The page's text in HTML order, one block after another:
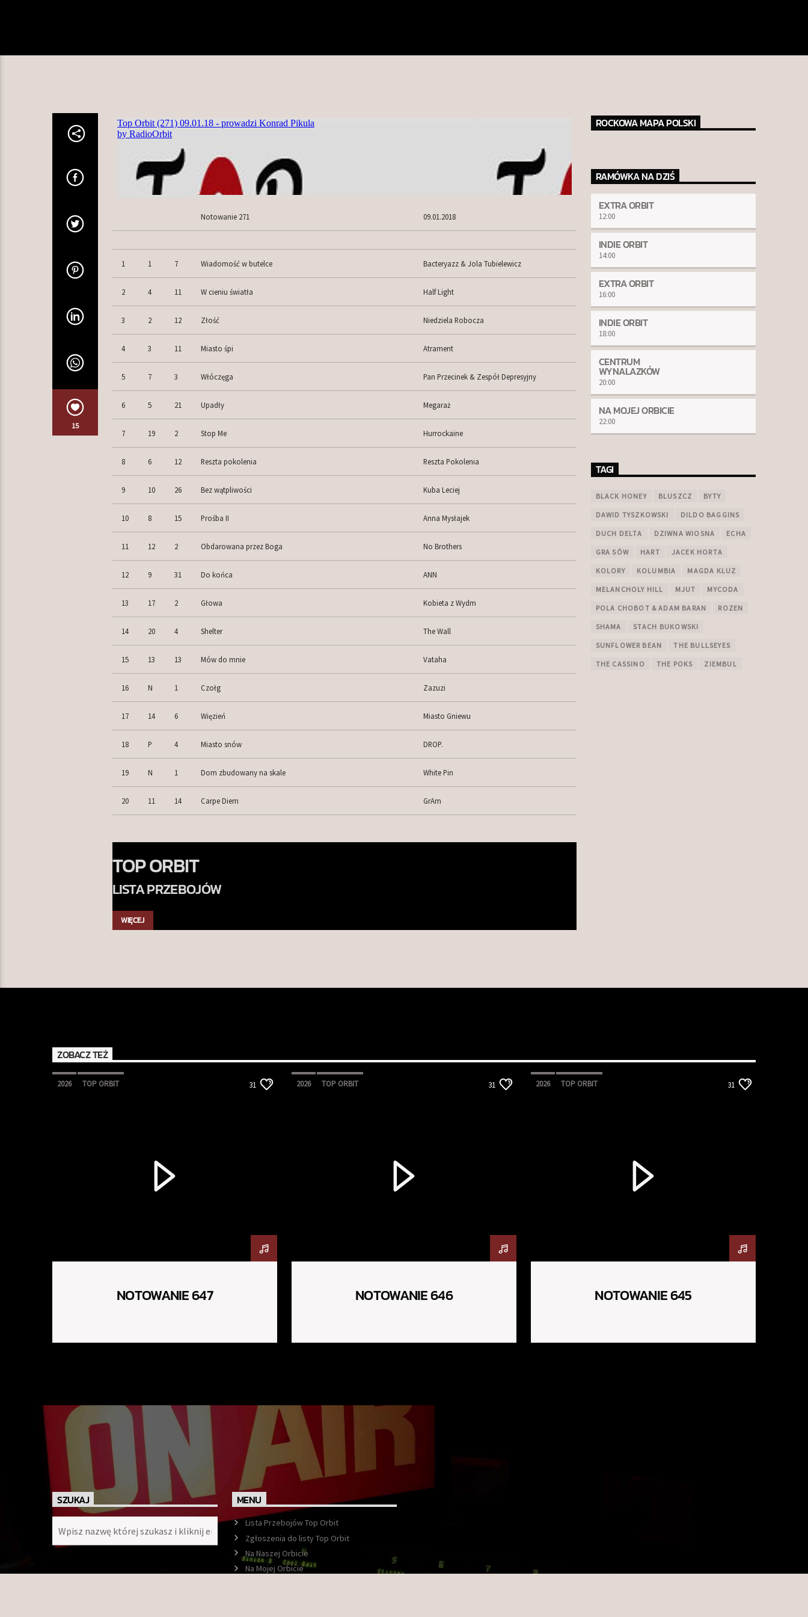
15
Notowanie 271 09.01.2018
1 1 7 Wiadomość w butelce Bacteryazz & Jola Tubielewicz
2 4 11 W cieniu światła Half Light
3 2 12 Złość Niedziela Robocza
4 3 11 Miasto śpi Atrament
5 7 3 Włóczęga Pan Przecinek & Zespół Depresyjny
6 5 21 Upadły Megaraż
7 19 2 Stop Me Hurrockaine
8 6 12 Reszta pokolenia Reszta Pokolenia
9 10 26 Bez wątpliwości Kuba Leciej
10 8 15 Prośba II Anna Mysłajek
11 12 2 Obdarowana przez Boga No Brothers
12 9 31 Do końca ANN
13 17 2 Głowa Kobieta z Wydm
14 20 4 Shelter The Wall
15 13 13 Mów do mnie Vataha
16 N 1 Czołg Zazuzi
17 14 6 Więzień Miasto Gniewu
18 P 4 Miasto snów DROP.
19 N 1 Dom zbudowany na skale White Pin
20 11 14 Carpe Diem GrAm
TOP ORBIT
LISTA PRZEBOJÓW
WIĘCEJ
ROCKOWA MAPA POLSKI
RAMÓWKA NA DZIŚ
EXTRA ORBIT
12:00
INDIE ORBIT
14:00
EXTRA ORBIT
16:00
INDIE ORBIT
18:00
CENTRUM
WYNALAZKÓW
20:00
NA MOJEJ ORBICIE
22:00
TAGI
BLACK HONEY BLUSZCZ BYTY
DAWID TYSZKOWSKI DILDO BAGGINS
DUCH DELTA DZIWNA WIOSNA ECHA
GRA SÓW HART JACEK HORTA
KOLORY KOLUMBIA MAGDA KLUZ
MELANCHOLY HILL MJUT MYCODA
POLA CHOBOT & ADAM BARAN ROZEN
SHAMA STACH BUKOWSKI
SUNFLOWER BEAN THE BULLSEYES
THE CASSINO THE POKS ZIEMBUL
ZOBACZ TEŻ
2026 TOP ORBIT 31
NOTOWANIE 647
2026 TOP ORBIT 31
NOTOWANIE 646
2026 TOP ORBIT 31
NOTOWANIE 645
SZUKAJ MENU
Lista Przebojów Top Orbit
Zgłoszenia do listy Top Orbit
Na Naszej Orbicie
Na Mojej Orbicie